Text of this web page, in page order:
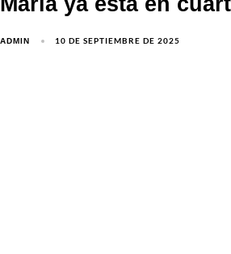
ADMIN 10 DE SEPTIEMBRE DE 2025